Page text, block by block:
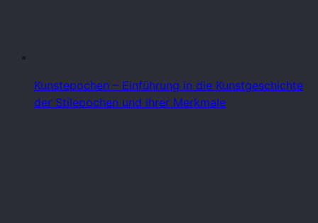
Kunstepochen – Einführung in die Kunstgeschichte
der Stilepochen und ihrer Merkmale